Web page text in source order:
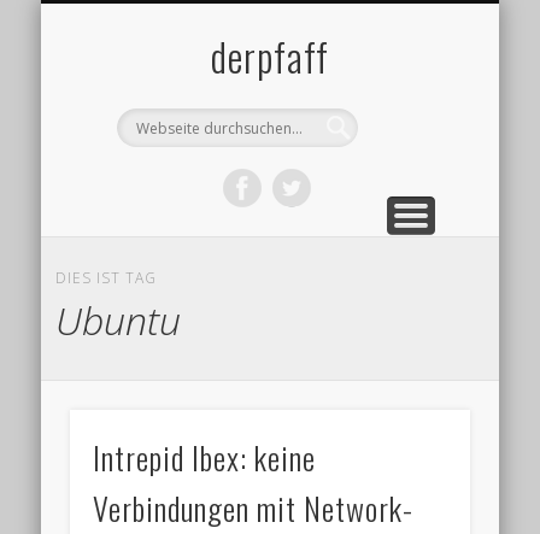
derpfaff
DIES IST TAG
Ubuntu
Intrepid Ibex: keine
Verbindungen mit Network-